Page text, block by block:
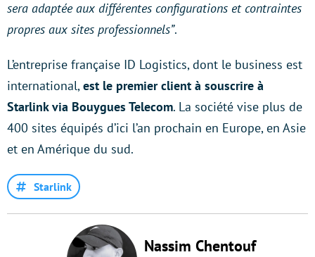
sera adaptée aux différentes configurations et contraintes
propres aux sites professionnels”.
L’entreprise française ID Logistics, dont le business est
international,est le premier client à souscrire à
Starlink via Bouygues Telecom. La société vise plus de
400 sites équipés d’ici l’an prochain en Europe, en Asie
et en Amérique du sud.
Starlink
Nassim Chentouf